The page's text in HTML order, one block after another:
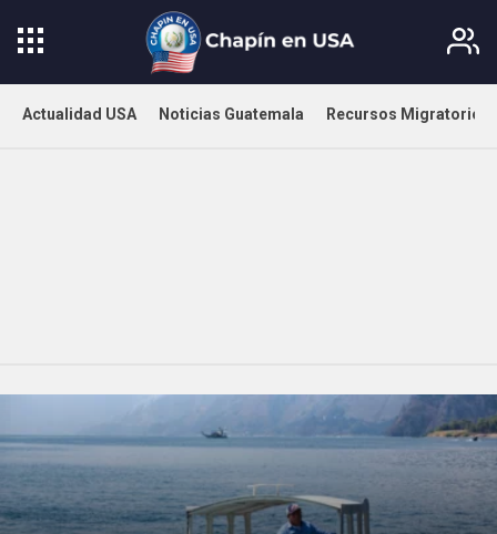
Actualidad USA Noticias Guatemala Recursos Migratorios